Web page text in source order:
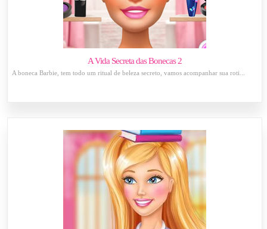
A Vida Secreta das Bonecas 2
A boneca Barbie, tem todo um ritual de beleza secreto, vamos acompanhar sua roti...